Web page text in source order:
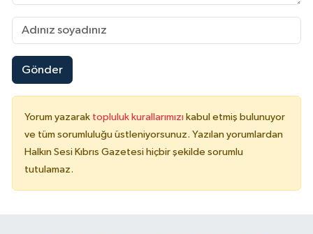
Gönder
Yorum yazarak topluluk kurallarımızı kabul etmiş bulunuyor
ve tüm sorumluluğu üstleniyorsunuz. Yazılan yorumlardan
Halkın Sesi Kıbrıs Gazetesi hiçbir şekilde sorumlu
tutulamaz.